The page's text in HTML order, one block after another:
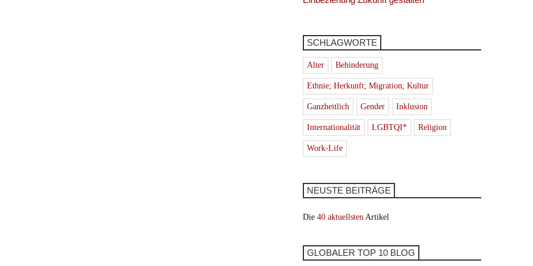
SCHLAGWORTE
Alter Behinderung
Ethnie; Herkunft; Migration; Kultur
Ganzheitlich Gender Inklusion
Internationalität LGBTQI* Religion
Work-Life
NEUSTE BEITRÄGE
Die 40 aktuellsten Artikel
GLOBALER TOP 10 BLOG